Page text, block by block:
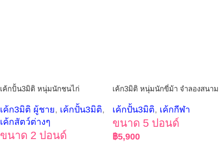
เค้กปั้น3มิติ หนุ่มนักชนไก่
เค้ก3มิติ ผู้ชาย, เค้กปั้น3มิติ,
เค้กสัตว์ต่างๆ
ขนาด 2 ปอนด์
เค้ก3มิติ หนุ่มนักขี่ม้า จำลองสนาม
เค้กปั้น3มิติ, เค้กกีฬา
ขนาด 5 ปอนด์
฿5,900